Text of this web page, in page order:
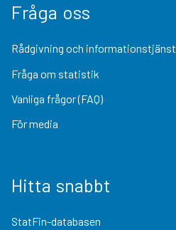
Fråga oss
Rådgivning och informationstjänst
Fråga om statistik
Vanliga frågor (FAQ)
För media
Hitta snabbt
StatFin-databasen